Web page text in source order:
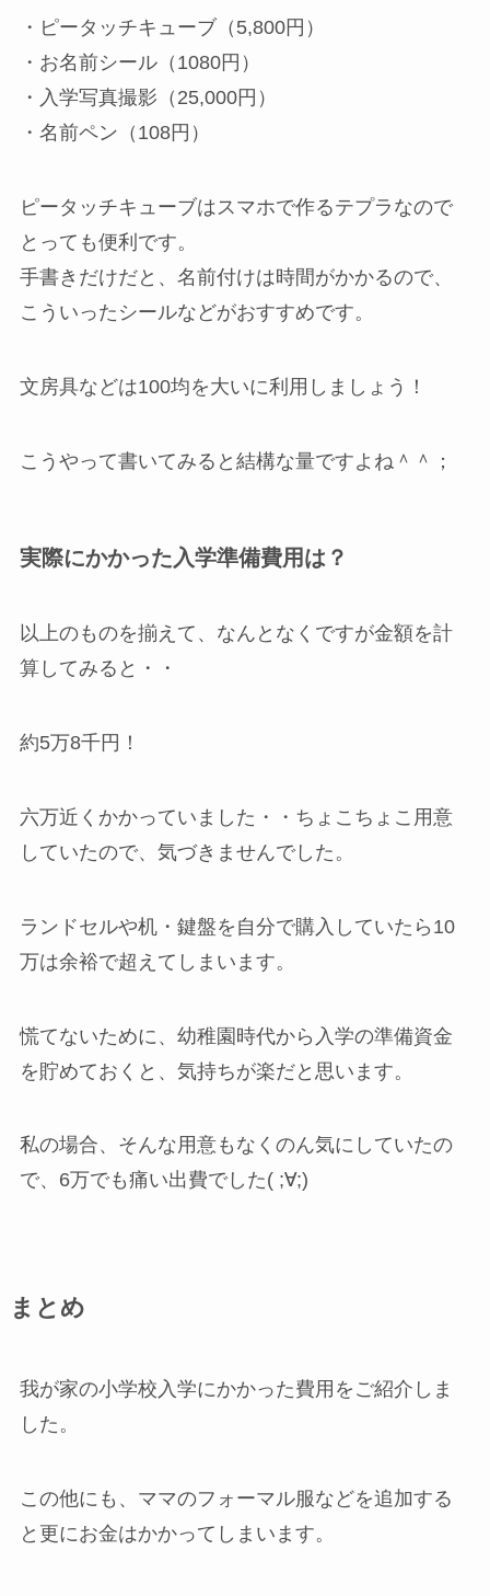
・ピータッチキューブ（5,800円）
・お名前シール（1080円）
・入学写真撮影（25,000円）
・名前ペン（108円）
ピータッチキューブはスマホで作るテプラなので
とっても便利です。
手書きだけだと、名前付けは時間がかかるので、
こういったシールなどがおすすめです。
文房具などは100均を大いに利用しましょう！
こうやって書いてみると結構な量ですよね＾＾；
実際にかかった入学準備費用は？
以上のものを揃えて、なんとなくですが金額を計
算してみると・・
約5万8千円！
六万近くかかっていました・・ちょこちょこ用意
していたので、気づきませんでした。
ランドセルや机・鍵盤を自分で購入していたら10
万は余裕で超えてしまいます。
慌てないために、幼稚園時代から入学の準備資金
を貯めておくと、気持ちが楽だと思います。
私の場合、そんな用意もなくのん気にしていたの
で、6万でも痛い出費でした( ;∀;)
まとめ
我が家の小学校入学にかかった費用をご紹介しま
した。
この他にも、ママのフォーマル服などを追加する
と更にお金はかかってしまいます。